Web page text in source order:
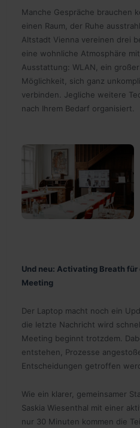
Manche Gespräche brauchen
einen Raum, der Ruhe
Altstadt Vienna vereinen drei
eine wohnliche Atmosphäre
Ausstattung: WLAN, ein
Möglichkeit, sich ganz
verbinden. Jegliche weitere
nach Ihrem Bedarf organisiert.
Und neu: Activating Breath
Meeting
Der Laptop macht noch ein
die letzte Nachricht wird
Meeting beginnt trotzdem.
entstehen, Prozesse
Entscheidungen getroffen
Wie ein klarer, gemeinsamer
Saskia Wiesenthal mit einer
nur 30 Minuten kommen die